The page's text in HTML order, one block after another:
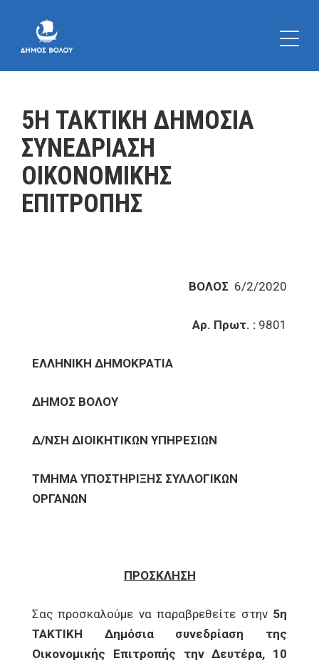
5Η ΤΑΚΤΙΚΗ ΔΗΜΟΣΙΑ
ΣΥΝΕΔΡΙΑΣΗ
ΟΙΚΟΝΟΜΙΚΗΣ
ΕΠΙΤΡΟΠΗΣ
ΒΟΛΟΣ 6/2/2020
Αρ. Πρωτ. : 9801
ΕΛΛΗΝΙΚΗ ΔΗΜΟΚΡΑΤΙΑ
ΔΗΜΟΣ ΒΟΛΟΥ
Δ/ΝΣΗ ΔΙΟΙΚΗΤΙΚΩΝ ΥΠΗΡΕΣΙΩΝ
ΤΜΗΜΑ ΥΠΟΣΤΗΡΙΞΗΣ ΣΥΛΛΟΓΙΚΩΝ
ΟΡΓΑΝΩΝ
ΠΡΟΣΚΛΗΣΗ
Σας προσκαλούμε να παραβρεθείτε στην5η
ΤΑΚΤΙΚΗ Δημόσια συνεδρίαση της
Οικονομικής Επιτροπής την Δευτέρα, 10